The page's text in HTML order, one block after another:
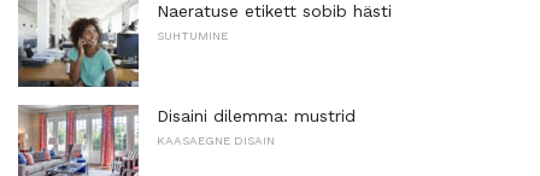
Naeratuse etikett sobib hästi
SUHTUMINE
Disaini dilemma: mustrid
KAASAEGNE DISAIN